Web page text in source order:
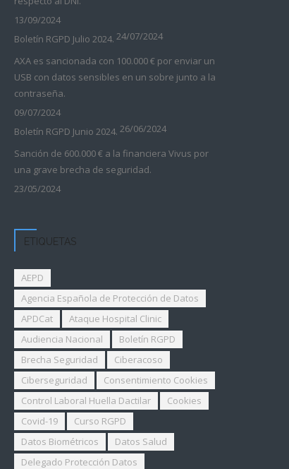
13/09/2024
Boletín RGPD Julio 2024. 24/07/2024
AXA es sancionada con 100.000 € por enviar un
USB con datos sensibles en un sobre junto a la
contraseña.
09/07/2024
Boletín RGPD Junio 2024. 26/06/2024
Sanción de 600.000 € a la financiera Vivus por
una grave brecha de seguridad.
23/05/2024
ETIQUETAS
AEPD
Agencia Española de Protección de Datos
APDCat
Ataque Hospital Clinic
Audiencia Nacional
Boletín RGPD
Brecha Seguridad
Ciberacoso
Ciberseguridad
Consentimiento Cookies
Control Laboral Huella Dactilar
Cookies
Covid-19
Curso RGPD
Datos Biométricos
Datos Salud
Delegado Protección Datos